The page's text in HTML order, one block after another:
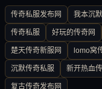
传奇私服发布网 我本沉
传奇私服 好玩的传奇网
楚天传奇新服网 lomo窝
沉默传奇私服 新开热血
复古传奇发布网